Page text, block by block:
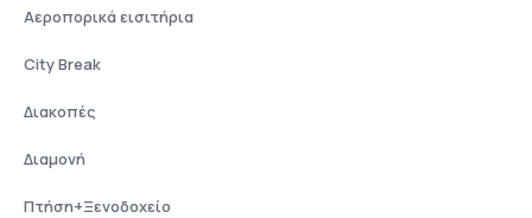
Αεροπορικά εισιτήρια
City Break
Διακοπές
Διαμονή
Πτήση+Ξενοδοχείο